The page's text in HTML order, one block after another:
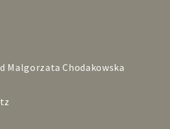
Malgorzata Chodakowska